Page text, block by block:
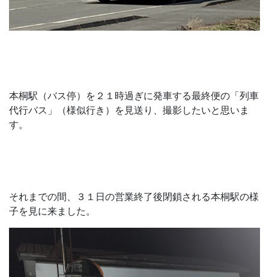
本桐駅（バス停）を２１時過ぎに発車する最終便の「列車
代行バス」（様似行き）を見送り、撮影したいと思いま
す。
それまでの間、３１日の営業終了後閉鎖される本桐駅の様
子を見に来ました。